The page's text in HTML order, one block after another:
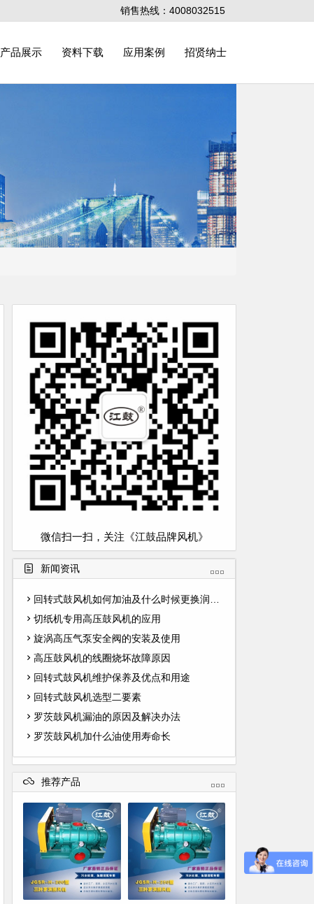
销售热线：4008032515
产品展示 资料下载 应用案例 招贤纳士
微信扫一扫，关注《江鼓品牌风机》
新闻资讯
回转式鼓风机如何加油及什么时候更换润滑油
切纸机专用高压鼓风机的应用
旋涡高压气泵安全阀的安装及使用
高压鼓风机的线圈烧坏故障原因
回转式鼓风机维护保养及优点和用途
回转式鼓风机选型二要素
罗茨鼓风机漏油的原因及解决办法
罗茨鼓风机加什么油使用寿命长
推荐产品